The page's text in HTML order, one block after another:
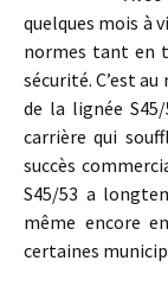
quelques mois à
normes tant en
sécurité. C’est
de la lignée
carrière qui
succès
S45/53 a
même encore
certaines